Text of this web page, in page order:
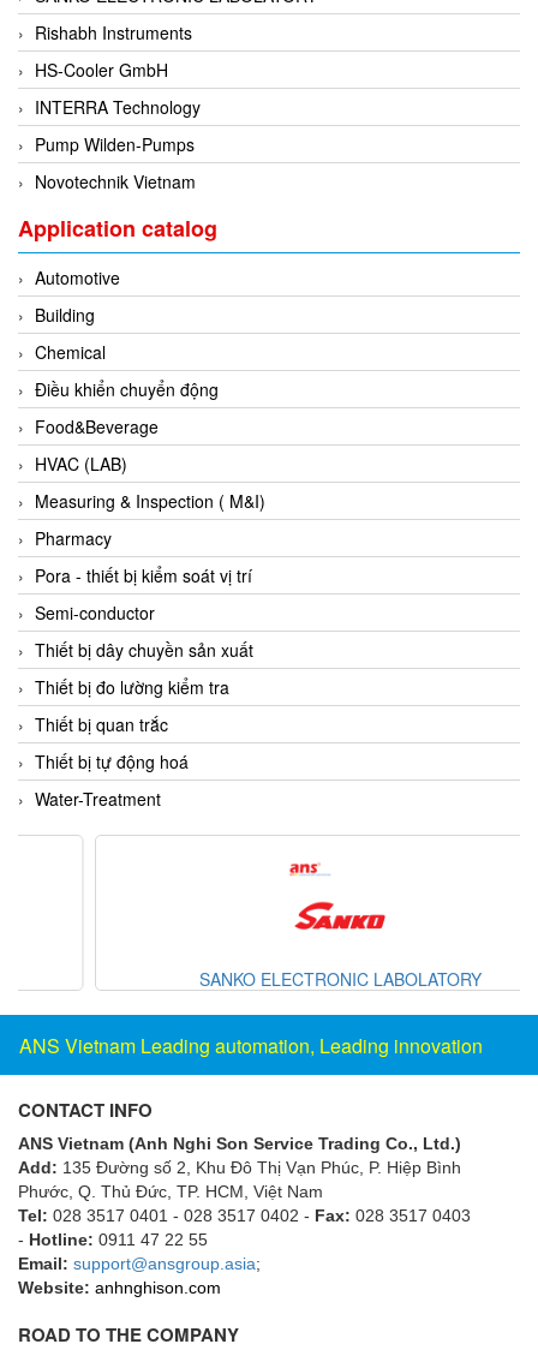
DESAX
DET-TRONICS
Deublin
Diakont
Dias Infrared
DINA Elektronik
Di-Soric
Di-Soric
Dixon Valve
Doctor Led Vietnam
DOLD - Autho ANS
Dold Vietnam
Dongdo Tech
Donghwa Valve
Dongkun
Dosing Pump
DR. NEUMANN Peltier-Technik
Driesen Kern
Dropsa Vietnam
Druck
Dwyer
DYH
Dynisco
E+E ELEKTRONIK
E+H
E2S
Earthtech
EBMPAPST
Rishabh Instruments
HS-Cooler GmbH
INTERRA Technology
Pump Wilden-Pumps
Novotechnik Vietnam
Application catalog
Automotive
Building
Chemical
Điều khiển chuyển động
Food&Beverage
HVAC (LAB)
Measuring & Inspection ( M&I)
Pharmacy
Pora - thiết bị kiểm soát vị trí
Semi-conductor
Thiết bị dây chuyền sản xuất
Thiết bị đo lường kiểm tra
Thiết bị quan trắc
Thiết bị tự động hoá
Water-Treatment
SANKO ELECTRONIC LABOLATORY
ANS Vietnam Leading automation, Leading innovation
CONTACT INFO
ANS Vietnam (Anh Nghi Son Service Trading Co., Ltd.)
Add: 135 Đường số 2, Khu Đô Thị Vạn Phúc, P. Hiệp Bình
Phước, Q. Thủ Đức, TP. HCM , Việt Nam
Tel: 028 3517 0401 - 028 3517 0402 - Fax: 028 3517 0403
- Hotline: 0911 47 22 55
Email: support@ansgroup.asia;
Website: anhnghison.com
ROAD TO THE COMPANY